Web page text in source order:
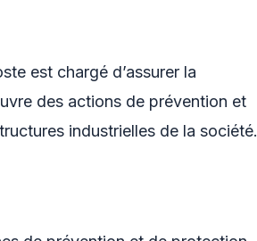
est chargé d’assurer la
des actions de prévention et
industrielles de la société.